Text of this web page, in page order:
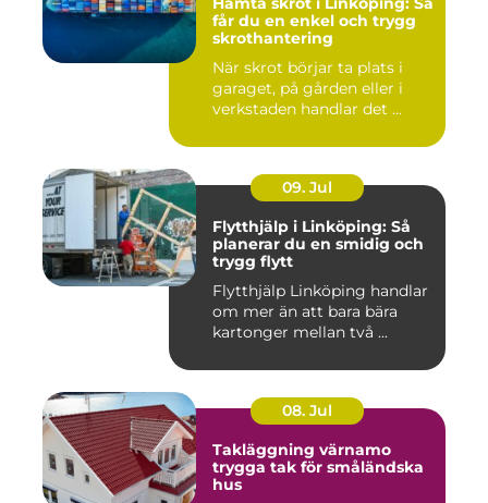
får du en enkel och trygg
skrothantering
När skrot börjar ta plats i
garaget, på gården eller i
verkstaden handlar det ...
09. Jul
Flytthjälp i Linköping: Så
planerar du en smidig och
trygg flytt
Flytthjälp Linköping handlar
om mer än att bara bära
kartonger mellan två ...
08. Jul
Takläggning värnamo
trygga tak för småländska
hus